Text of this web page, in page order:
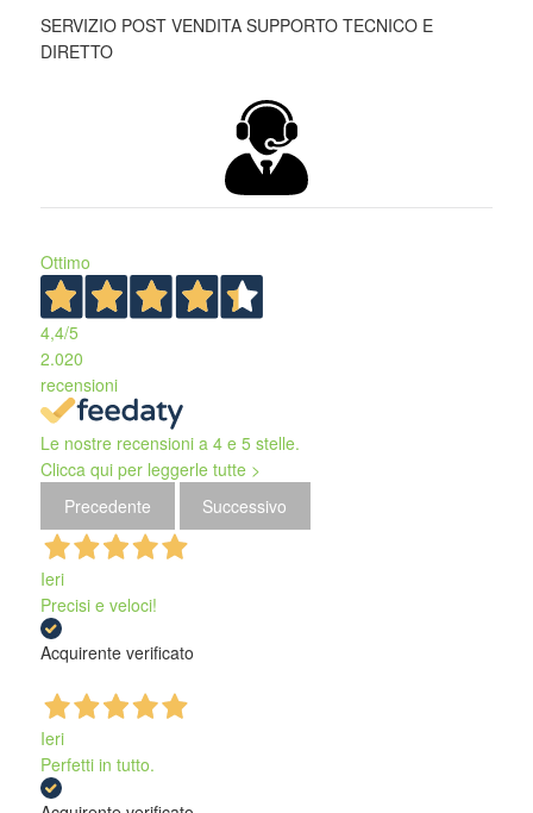
SERVIZIO POST VENDITA SUPPORTO TECNICO E
DIRETTO
Ottimo
4,4/5
2.020
recensioni
Le nostre recensioni a 4 e 5 stelle.
Clicca qui per leggerle tutte >
Precedente
Successivo
Ieri
Precisi e veloci!
Acquirente verificato
Ieri
Perfetti in tutto.